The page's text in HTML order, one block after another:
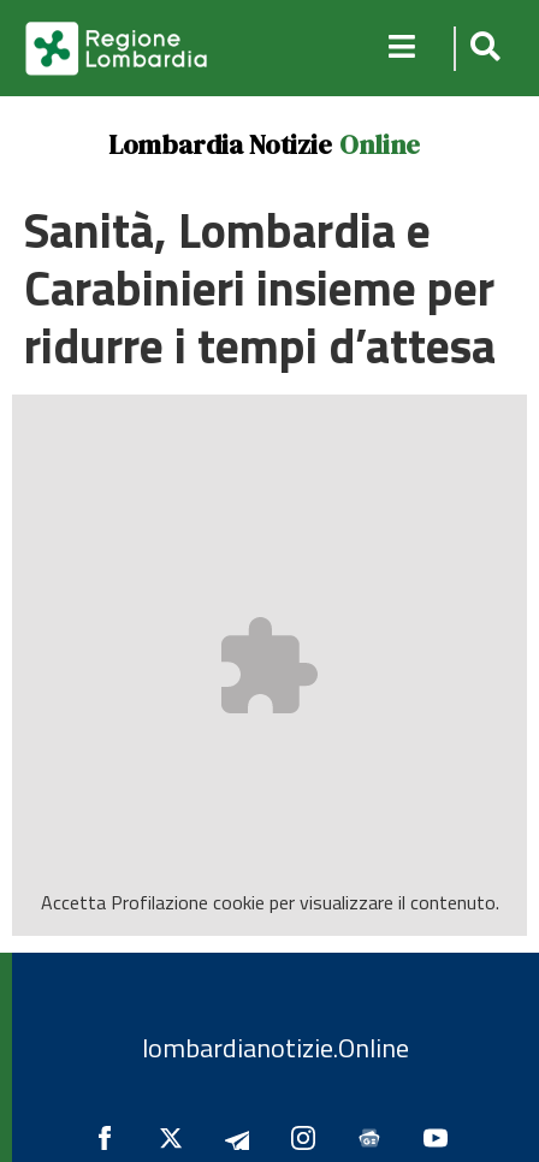
Lombardia Notizie Online
Sanità, Lombardia e
Carabinieri insieme per
ridurre i tempi d’attesa
Accetta Profilazione cookie per visualizzare il contenuto.
lombardianotizie.Online